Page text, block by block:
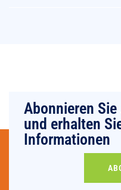
Abonnieren
und erhalten
Informationen